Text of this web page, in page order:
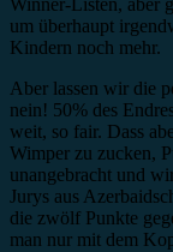
Winner-Listen, aber
um überhaupt
Kindern noch mehr.
Aber lassen wir die
nein! 50% des
weit, so fair. Dass
Wimper zu zucken,
unangebracht und
Jurys aus
die zwölf Punkte
man nur mit dem